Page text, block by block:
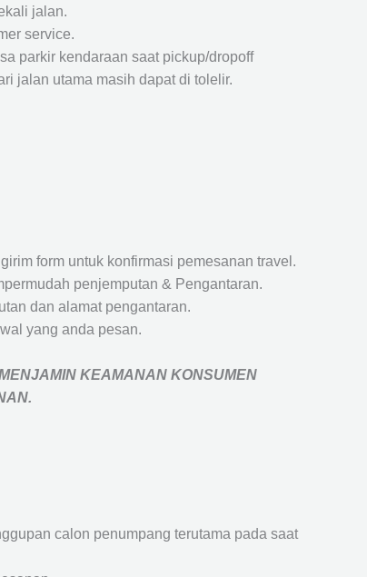
jalan.
service.
parkir kendaraan saat pickup/dropoff
jalan utama masih dapat di tolelir.
form untuk konfirmasi pemesanan travel.
penjemputan & Pengantaran.
dan alamat pengantaran.
yang anda pesan.
KEAMANAN KONSUMEN
.
calon penumpang terutama pada saat